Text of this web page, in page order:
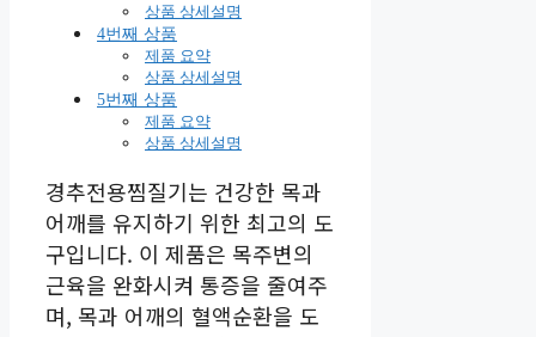
상품 상세설명
4번째 상품
제품 요약
상품 상세설명
5번째 상품
제품 요약
상품 상세설명
경추전용찜질기는 건강한 목과
어깨를 유지하기 위한 최고의 도
구입니다. 이 제품은 목주변의
근육을 완화시켜 통증을 줄여주
며, 목과 어깨의 혈액순환을 도